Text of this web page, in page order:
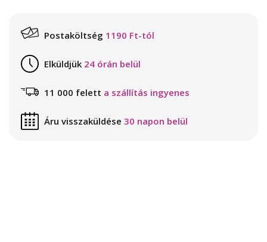
Postaköltség 1190 Ft-tól
Elküldjük 24 órán belül
11 000 felett a szállítás ingyenes
Áru visszaküldése 30 napon belül